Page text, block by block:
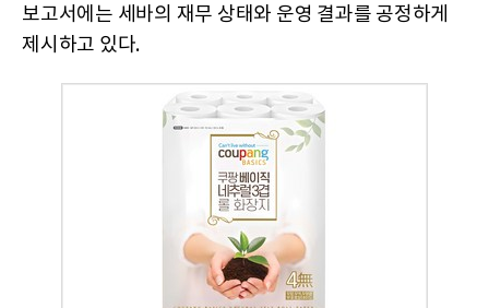
보고서에는 세바의 재무 상태와 운영 결과를 공정하게
제시하고 있다.